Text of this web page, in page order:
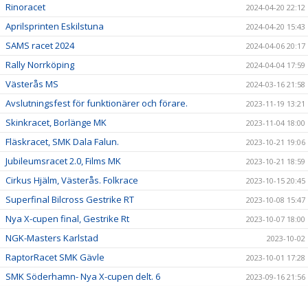
Rinoracet 2024-04-20 22:12
Aprilsprinten Eskilstuna 2024-04-20 15:43
SAMS racet 2024 2024-04-06 20:17
Rally Norrköping 2024-04-04 17:59
Västerås MS 2024-03-16 21:58
Avslutningsfest för funktionärer och förare. 2023-11-19 13:21
Skinkracet, Borlänge MK 2023-11-04 18:00
Fläskracet, SMK Dala Falun. 2023-10-21 19:06
Jubileumsracet 2.0, Films MK 2023-10-21 18:59
Cirkus Hjälm, Västerås. Folkrace 2023-10-15 20:45
Superfinal Bilcross Gestrike RT 2023-10-08 15:47
Nya X-cupen final, Gestrike Rt 2023-10-07 18:00
NGK-Masters Karlstad 2023-10-02
RaptorRacet SMK Gävle 2023-10-01 17:28
SMK Söderhamn- Nya X-cupen delt. 6 2023-09-16 21:56